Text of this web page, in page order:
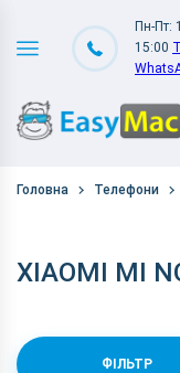
Пн-Пт:
15:00
Головна Телефони
XIAOMI MI
ФІЛЬТР